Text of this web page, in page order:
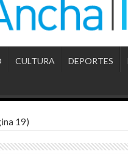
CULTURA DEPORTES
19)